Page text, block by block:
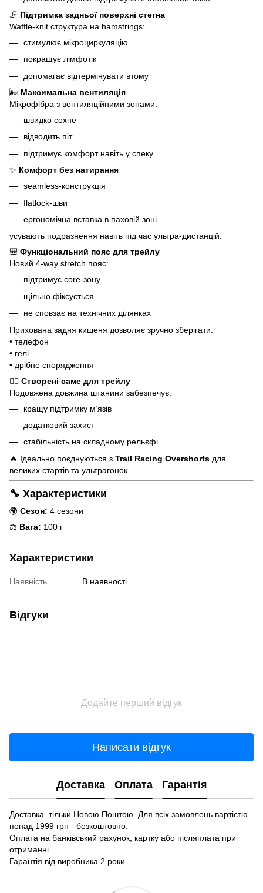
🦵 Підтримка задньої поверхні стегна
Waffle-knit структура на hamstrings:
стимулює мікроциркуляцію
покращує лімфотік
допомагає відтермінувати втому
🌬 Максимальна вентиляція
Мікрофібра з вентиляційними зонами:
швидко сохне
відводить піт
підтримує комфорт навіть у спеку
✨ Комфорт без натирання
seamless-конструкція
flatlock-шви
ергономічна вставка в паховій зоні
усувають подразнення навіть під час ультра-дистанцій.
🎒 Функціональний пояс для трейлу
Новий 4-way stretch пояс:
підтримує core-зону
щільно фіксується
не сповзає на технічних ділянках
Прихована задня кишеня дозволяє зручно зберігати:
• телефон
• гелі
• дрібне спорядження
🏃‍♂️ Створені саме для трейлу
Подовжена довжина штанини забезпечує:
кращу підтримку м’язів
додатковий захист
стабільність на складному рельєфі
🔥 Ідеально поєднуються з Trail Racing Overshorts для
великих стартів та ультрагонок.
🔧 Характеристики
🌍 Сезон: 4 сезони
⚖️ Вага: 100 г
Характеристики
Наявність В наявності
Відгуки
Додайте перший відгук
Написати відгук
Доставка Оплата Гарантія
Доставка тільки Новою Поштою. Для всіх замовлень вартістю
понад 1999 грн - безкоштовно.
Оплата на банківський рахунок, картку або післяплата при
отриманні.
Гарантія від виробника 2 роки.